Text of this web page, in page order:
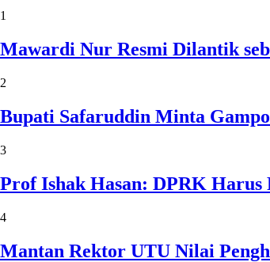
1
Mawardi Nur Resmi Dilantik
2
Bupati Safaruddin Minta
3
Prof Ishak Hasan: DPRK Harus
4
Mantan Rektor UTU Nilai